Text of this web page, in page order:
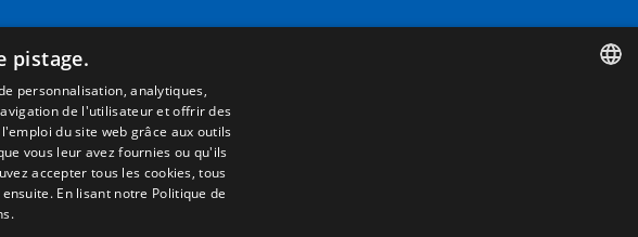
Confidentialité
Cookies
de vente
pistage.
personnalisation, analytiques,
de l'utilisateur et offrir des
du site web grâce aux outils
vous leur avez fournies ou qu'ils
accepter tous les cookies, tous
En lisant notre Politique de